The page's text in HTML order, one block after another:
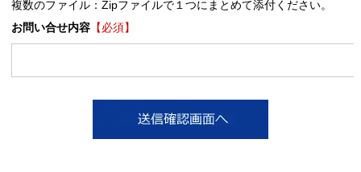
複数のファイル：Zipファイルで１つにまとめて添付ください。
お問い合せ内容【必須】